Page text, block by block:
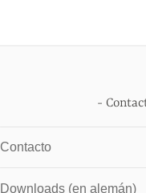
Contacto
Downloads (en alemán)